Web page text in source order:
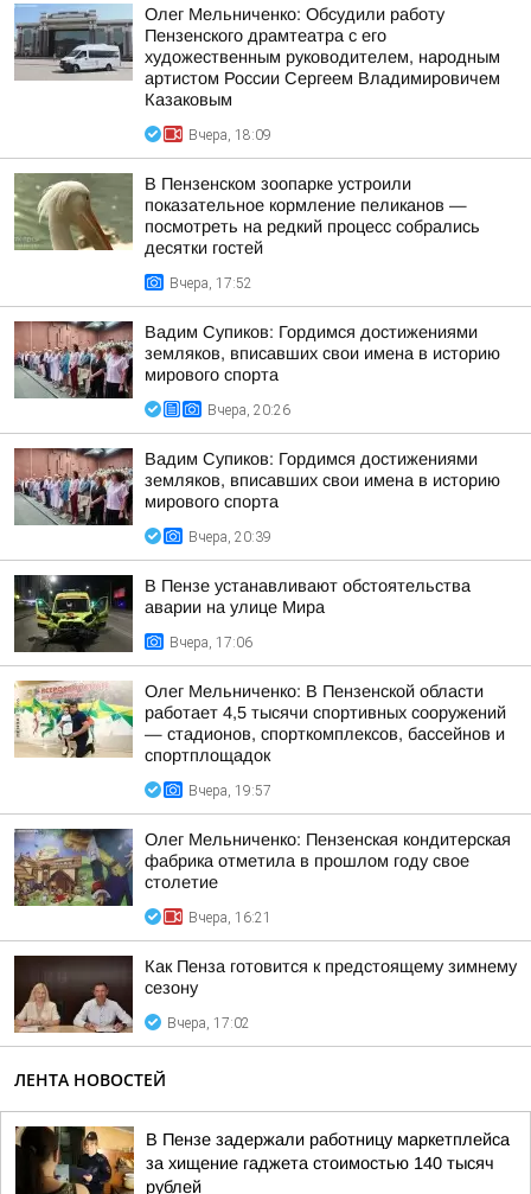
Олег Мельниченко: Обсудили работу
Пензенского драмтеатра с его
художественным руководителем, народным
артистом России Сергеем Владимировичем
Казаковым
Вчера, 18:09
В Пензенском зоопарке устроили
показательное кормление пеликанов —
посмотреть на редкий процесс собрались
десятки гостей
Вчера, 17:52
Вадим Супиков: Гордимся достижениями
земляков, вписавших свои имена в историю
мирового спорта
Вчера, 20:26
Вадим Супиков: Гордимся достижениями
земляков, вписавших свои имена в историю
мирового спорта
Вчера, 20:39
В Пензе устанавливают обстоятельства
аварии на улице Мира
Вчера, 17:06
Олег Мельниченко: В Пензенской области
работает 4,5 тысячи спортивных сооружений
— стадионов, спорткомплексов, бассейнов и
спортплощадок
Вчера, 19:57
Олег Мельниченко: Пензенская кондитерская
фабрика отметила в прошлом году свое
столетие
Вчера, 16:21
Как Пенза готовится к предстоящему зимнему
сезону
Вчера, 17:02
ЛЕНТА НОВОСТЕЙ
В Пензе задержали работницу маркетплейса
за хищение гаджета стоимостью 140 тысяч
рублей